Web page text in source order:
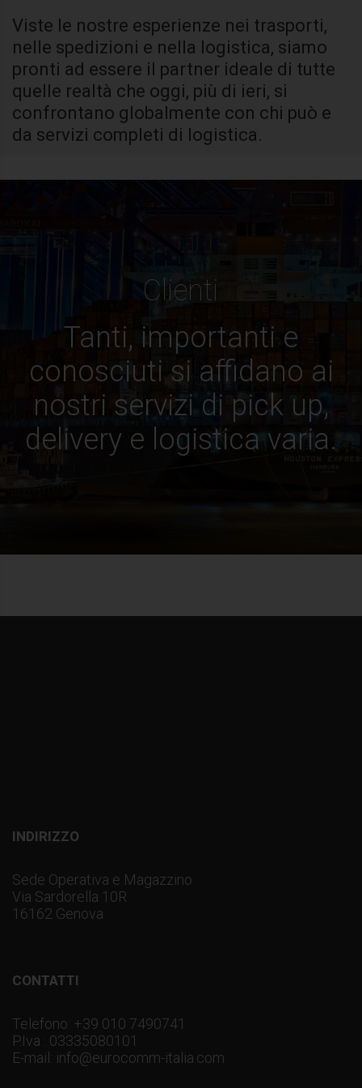
Viste le nostre esperienze nei trasporti,
nelle spedizioni e nella logistica, siamo
pronti ad essere il partner ideale di tutte
quelle realtà che oggi, più di ieri, si
confrontano globalmente con chi può e
da servizi completi di logistica.
Clienti
Tanti, importanti e
conosciuti si affidano ai
nostri servizi di pick up,
delivery e logistica varia.
INDIRIZZO
Sede Operativa e Magazzino
Via Sardorella 10R
16162 Genova
CONTATTI
Telefono: +39 010 7490741
P.Iva : 03335080101
E-mail: info@eurocomm-italia.com